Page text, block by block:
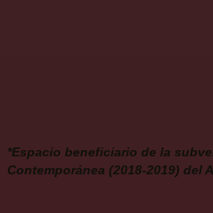
*Espacio beneficiario de la
Contemporánea (2018-2019) del